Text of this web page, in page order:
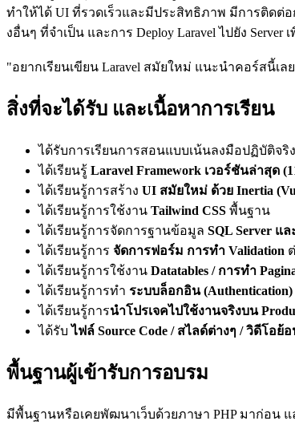
ทำให้ได้ UI ที่รวดเร็วและมีประสิทธิภาพ มีการติดต่อกั
งอื่นๆ ที่จำเป็น และการ Deploy Laravel ไปยัง Server
"อยากเรียนเขียน Laravel สมัยใหม่ แนะนำคอร์สนี้เล
สิ่งที่จะได้รับ และเนื้อหาการเรียน
ได้รับการเรียนการสอนแบบเน้นลงมือปฏิบัติจริ
ได้เรียนรู้ Laravel Framework เวอร์ชันล่าสุด
ได้เรียนรู้การสร้าง UI สมัยใหม่ ด้วย Inertia
ได้เรียนรู้การใช้งาน Tailwind CSS พื้นฐาน
ได้เรียนรู้การจัดการฐานข้อมูล SQL Server แ
ได้เรียนรู้การ จัดการฟอร์ม การทำ Validation
ได้เรียนรู้การใช้งาน Datatables / การทำ
ได้เรียนรู้การทำ ระบบล็อกอิน
ได้เรียนรู้การนำโปรเจคไปใช้งานจริงบน
ได้รับไฟล์ Source Code / สไลด์ต่างๆ / วิดีโอย้
พื้นฐานผู้เข้ารับการอบรม
มีพื้นฐานหรือเคยพัฒนาเว็บด้วยภาษา PHP มาก่อน